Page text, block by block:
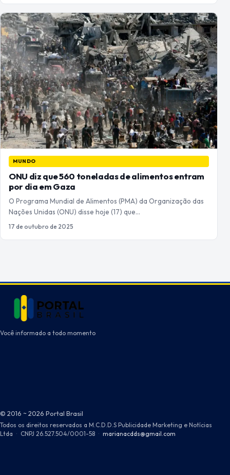
MUNDO
ONU diz que 560 toneladas de alimentos entram
por dia em Gaza
O Programa Mundial de Alimentos (PMA) da Organização das
Nações Unidas (ONU) disse hoje (17) que…
17 de outubro de 2025
Você informado a todo momento
© 2016 ~ 2026 Portal Brasil
Todos os direitos reservados a M.C.D.D.S Publicidade Marketing e Notícias
Ltda · CNPJ 26.527.504/0001-58 · marianacdds@gmail.com